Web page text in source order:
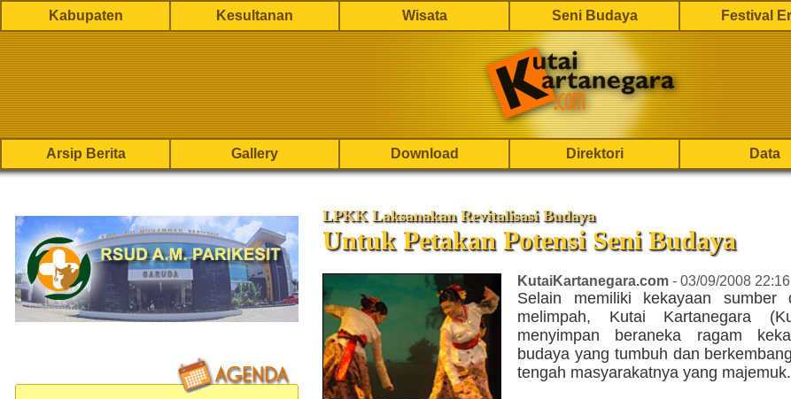
Kabupaten Kesultanan Wisata Seni Budaya Festival
Arsip Berita Gallery Download Direktori Data
LPKK Laksanakan Revitalisasi Budaya
Untuk Petakan Potensi Seni Budaya
KutaiKartanegara.com - 03/09/2008
Selain memiliki kekayaan sumber
melimpah, Kutai Kartanegara
menyimpan beraneka ragam
budaya yang tumbuh dan
tengah masyarakatnya yang majemuk.